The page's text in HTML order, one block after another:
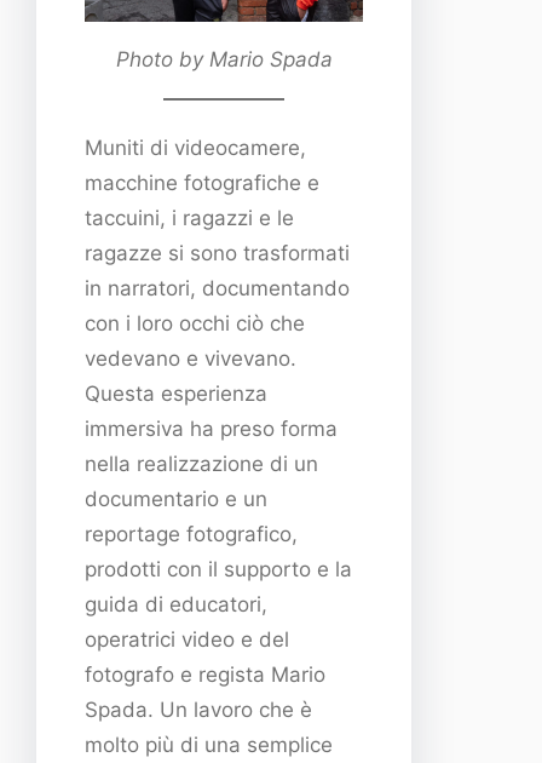
Photo by Mario Spada
Muniti di videocamere,
macchine fotografiche e
taccuini, i ragazzi e le
ragazze si sono trasformati
in narratori, documentando
con i loro occhi ciò che
vedevano e vivevano.
Questa esperienza
immersiva ha preso forma
nella realizzazione di un
documentario e un
reportage fotografico,
prodotti con il supporto e la
guida di educatori,
operatrici video e del
fotografo e regista Mario
Spada. Un lavoro che è
molto più di una semplice